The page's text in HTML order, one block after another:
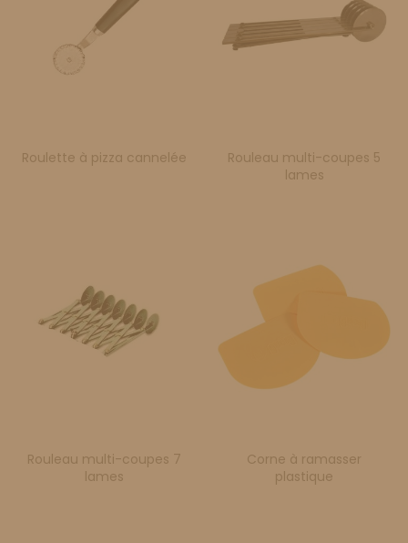
Roulette à pizza cannelée
Rouleau multi-coupes 5
lames
Rouleau multi-coupes 7
lames
Corne à ramasser
plastique